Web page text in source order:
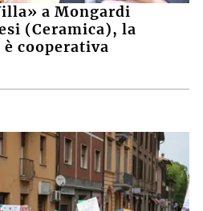
a Mongardi
(Ceramica), la
cooperativa